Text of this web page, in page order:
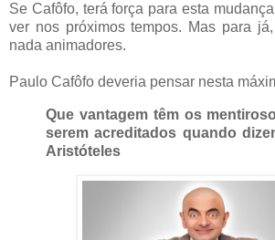
Se Cafôfo, terá força para esta
ver nos próximos tempos. Mas para
nada animadores.
Paulo Cafôfo deveria pensar nesta
Que vantagem têm os
serem acreditados quando
Aristóteles